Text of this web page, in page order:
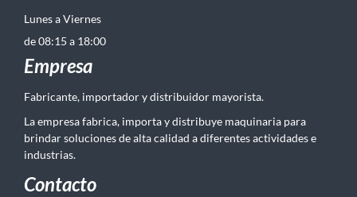
Lunes a Viernes
de 08:15 a 18:00
Empresa
Fabricante, importador y distribuidor mayorista.
La empresa fabrica, importa y distribuye maquinaria para
brindar soluciones de alta calidad a diferentes actividades e
industrias.
Contacto